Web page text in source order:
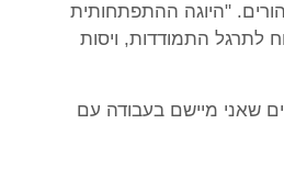
"היוגה ההתפתחותית
התמודדות, ויסות
שאני מיישם בעבודה עם